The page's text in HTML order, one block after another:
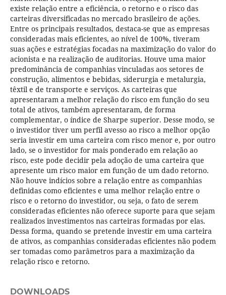
existe relação entre a eficiência, o retorno e o risco das
carteiras diversificadas no mercado brasileiro de ações.
Entre os principais resultados, destaca-se que as empresas
consideradas mais eficientes, ao nível de 100%, tiveram
suas ações e estratégias focadas na maximização do valor do
acionista e na realização de auditorias. Houve uma maior
predominância de companhias vinculadas aos setores de
construção, alimentos e bebidas, siderurgia e metalurgia,
têxtil e de transporte e serviços. As carteiras que
apresentaram a melhor relação do risco em função do seu
total de ativos, também apresentaram, de forma
complementar, o índice de Sharpe superior. Desse modo, se
o investidor tiver um perfil avesso ao risco a melhor opção
seria investir em uma carteira com risco menor e, por outro
lado, se o investidor for mais ponderado em relação ao
risco, este pode decidir pela adoção de uma carteira que
apresente um risco maior em função de um dado retorno.
Não houve indícios sobre a relação entre as companhias
definidas como eficientes e uma melhor relação entre o
risco e o retorno do investidor, ou seja, o fato de serem
consideradas eficientes não oferece suporte para que sejam
realizados investimentos nas carteiras formadas por elas.
Dessa forma, quando se pretende investir em uma carteira
de ativos, as companhias consideradas eficientes não podem
ser tomadas como parâmetros para a maximização da
relação risco e retorno.
DOWNLOADS